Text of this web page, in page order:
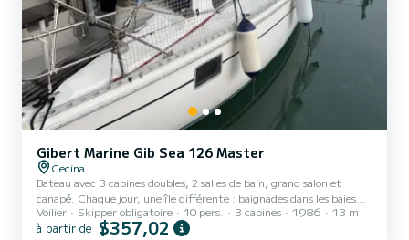
Gibert Marine Gib Sea 126 Master
Cecina
Bateau avec 3 cabines doubles, 2 salles de bain, grand salon et
canapé. Chaque jour, une île différente : baignades dans les baies
turquoises, apéritifs au coucher du soleil au mouillage, villages de
pêche à explorer et nuits sous les étoiles bercées par les vagues. Que
Voilier Skipper obligatoire 10 pers. 3 cabines 1986 13 m
à partir de $357,02